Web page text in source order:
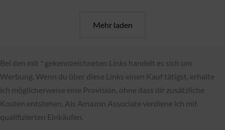
(Speed
Build
Review)
Mehr laden
Bei den mit * gekennzeichneten Links handelt es sich um
Werbung. Wenn du über diese Links einen Kauf tätigst, erhalte
ich möglicherweise eine Provision, ohne dass dir zusätzliche
Kosten entstehen. Als Amazon Associate verdiene ich mit
qualifizierten Einkäufen.